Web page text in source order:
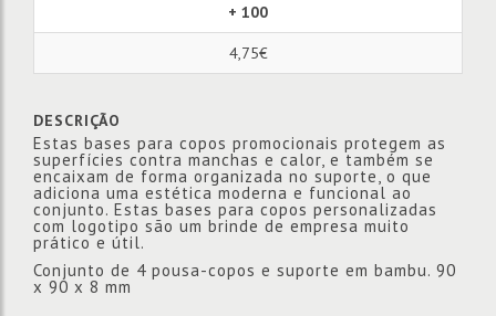
+ 100
4,75€
DESCRIÇÃO
Estas bases para copos promocionais protegem as
superfícies contra manchas e calor, e também se
encaixam de forma organizada no suporte, o que
adiciona uma estética moderna e funcional ao
conjunto. Estas bases para copos personalizadas
com logotipo são um brinde de empresa muito
prático e útil.
Conjunto de 4 pousa-copos e suporte em bambu. 90
x 90 x 8 mm